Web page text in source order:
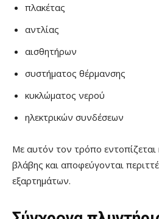
πλακέτας
αντλίας
αισθητήρων
συστήματος θέρμανσης
κυκλώματος νερού
ηλεκτρικών συνδέσεων
Με αυτόν τον τρόπο εντοπίζεται
βλάβης και αποφεύγονται
εξαρτημάτων.